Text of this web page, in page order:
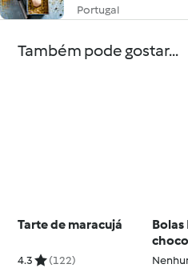
Portugal
Também pode gostar...
Tarte de maracujá
4.3 (122)
Bolas